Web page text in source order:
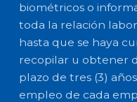
biométricos o
toda la relación
hasta que se haya
recopilar u obtener
plazo de tres (3)
empleo de cada